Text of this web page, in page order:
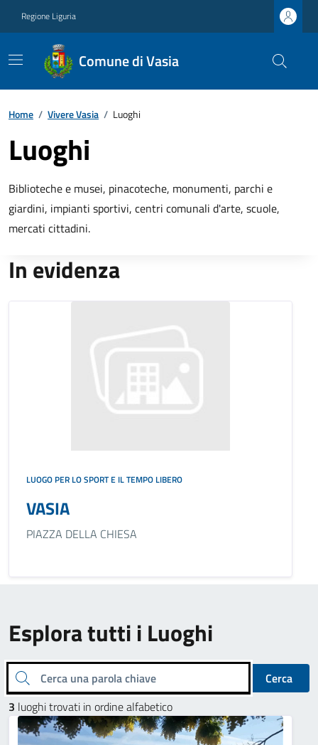
Regione Liguria
Comune di Vasia
Home / Vivere Vasia / Luoghi
Luoghi
Biblioteche e musei, pinacoteche, monumenti, parchi e
giardini, impianti sportivi, centri comunali d'arte, scuole,
mercati cittadini.
In evidenza
LUOGO PER LO SPORT E IL TEMPO LIBERO
VASIA
PIAZZA DELLA CHIESA
Esplora tutti i Luoghi
Cerca una parola chiave
Cerca
3 luoghi trovati in ordine alfabetico